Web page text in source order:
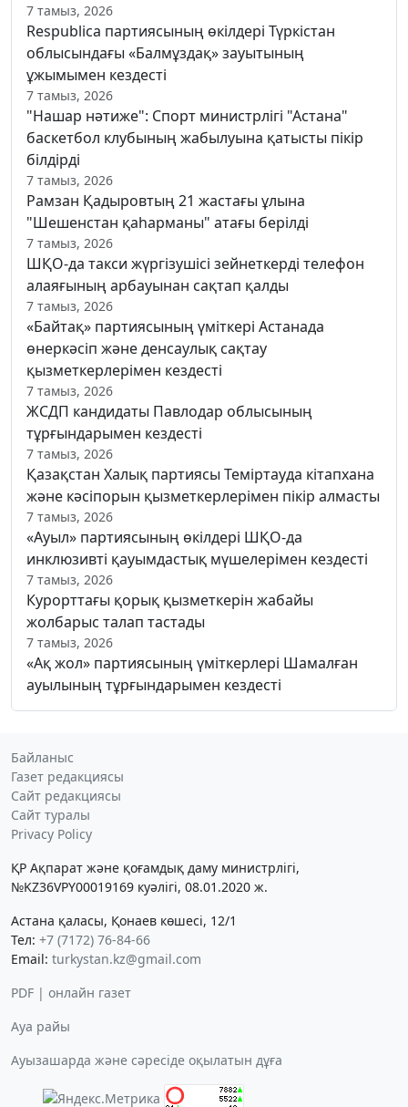
7 тамыз, 2026
Respublica партиясының өкілдері Түркістан
облысындағы «Балмұздақ» зауытының
ұжымымен кездесті
7 тамыз, 2026
"Нашар нәтиже": Спорт министрлігі "Астана"
баскетбол клубының жабылуына қатысты пікір
білдірді
7 тамыз, 2026
Рамзан Қадыровтың 21 жастағы ұлына
"Шешенстан қаһарманы" атағы берілді
7 тамыз, 2026
ШҚО-да такси жүргізушісі зейнеткерді телефон
алаяғының арбауынан сақтап қалды
7 тамыз, 2026
«Байтақ» партиясының үміткері Астанада
өнеркәсіп және денсаулық сақтау
қызметкерлерімен кездесті
7 тамыз, 2026
ЖСДП кандидаты Павлодар облысының
тұрғындарымен кездесті
7 тамыз, 2026
Қазақстан Халық партиясы Теміртауда кітапхана
және кәсіпорын қызметкерлерімен пікір алмасты
7 тамыз, 2026
«Ауыл» партиясының өкілдері ШҚО-да
инклюзивті қауымдастық мүшелерімен кездесті
7 тамыз, 2026
Курорттағы қорық қызметкерін жабайы
жолбарыс талап тастады
7 тамыз, 2026
«Ақ жол» партиясының үміткерлері Шамалған
ауылының тұрғындарымен кездесті
Байланыс
Газет редакциясы
Сайт редакциясы
Сайт туралы
Privacy Policy
ҚР Ақпарат және қоғамдық даму министрлігі,
№KZ36VPY00019169 куәлігі, 08.01.2020 ж.
Астана қаласы, Қонаев көшесі, 12/1
Тел: +7 (7172) 76-84-66
Email: turkystan.kz@gmail.com
PDF | онлайн газет
Ауа райы
Ауызашарда және сәресіде оқылатын дұға